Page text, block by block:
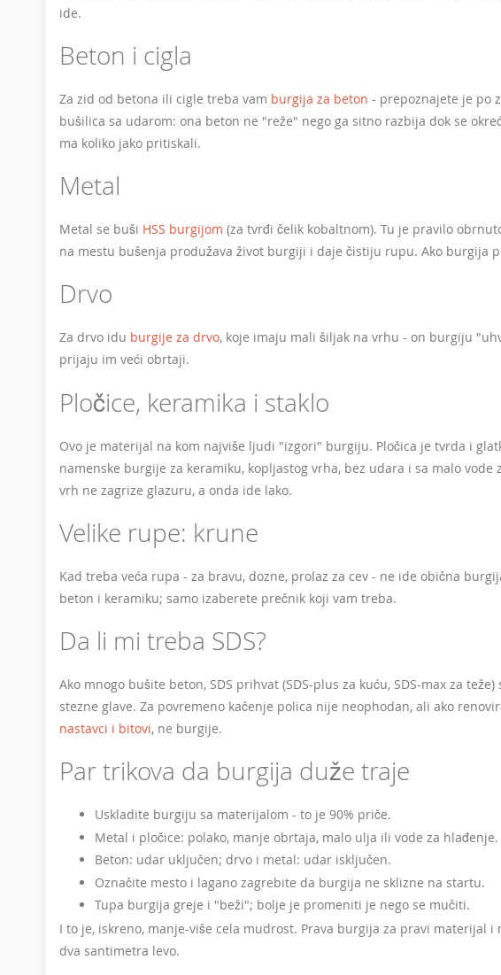
ide.
Beton i cigla
Za zid od betona ili cigle treba vam burgija za beton - prepoznajete je po
bušilica sa udarom: ona beton ne "reže" nego ga sitno razbija dok se
ma koliko jako pritiskali.
Metal
Metal se buši HSS burgijom (za tvrđi čelik kobaltnom). Tu je pravilo
na mestu bušenja produžava život burgiji i daje čistiju rupu. Ako burgija
Drvo
Za drvo idu burgije za drvo, koje imaju mali šiljak na vrhu - on burgiju
prijaju im veći obrtaji.
Pločice, keramika i staklo
Ovo je materijal na kom najviše ljudi "izgori" burgiju. Pločica je tvrda i
namenske burgije za keramiku, kopljastog vrha, bez udara i sa malo
vrh ne zagrize glazuru, a onda ide lako.
Velike rupe: krune
Kad treba veća rupa - za bravu, dozne, prolaz za cev - ne ide obična
beton i keramiku; samo izaberete prečnik koji vam treba.
Da li mi treba SDS?
Ako mnogo bušite beton, SDS prihvat (SDS-plus za kuću, SDS-max za
stezne glave. Za povremeno kačenje polica nije neophodan, ali ako
nastavci i bitovi, ne burgije.
Par trikova da burgija duže traje
Uskladite burgiju sa materijalom - to je 90% priče.
Metal i pločice: polako, manje obrtaja, malo ulja ili vode za hlađenje.
Beton: udar uključen; drvo i metal: udar isključen.
Označite mesto i lagano zagrebite da burgija ne sklizne na startu.
Tupa burgija greje i "beži"; bolje je promeniti je nego se mučiti.
I to je, iskreno, manje-više cela mudrost. Prava burgija za pravi materijal
dva santimetra levo.